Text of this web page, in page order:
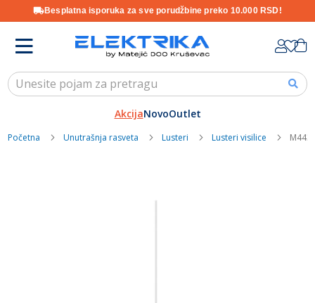
Besplatna isporuka za sve porudžbine preko 10.000 RSD!
Content
AkcijaNovoOutlet
Početna Unutrašnja rasveta Lusteri Lusteri visilice